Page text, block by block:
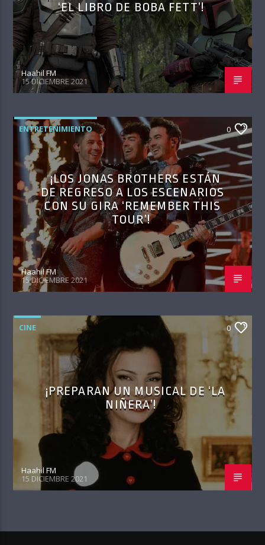
‘EL LIBRO DE BOBA FETT’!
Haahil FM
15 DICIEMBRE 2021
ENTRETENIMIENTO 0
¡LOS JONAS BROTHERS ESTÁN
DE REGRESO A LOS ESCENARIOS
CON SU GIRA ‘REMEMBER THIS
TOUR’!
Haahil FM
15 DICIEMBRE 2021
CINE 0
¡PREPARAN UN MUSICAL DE ‘LA
NIÑERA’!
Haahil FM
15 DICIEMBRE 2021